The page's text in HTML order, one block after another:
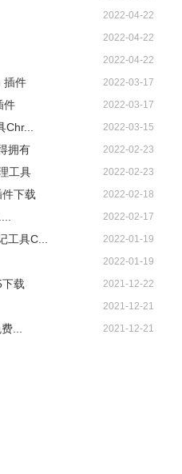
2022-04-22
2022-04-22
2022-04-22
插件 2022-03-17
件 2022-03-17
2022-03-15
拥有 2022-02-23
工具 2022-02-23
下载 2022-02-18
2022-02-17
工具C... 2022-01-19
2022-01-19
载 2021-12-22
2021-12-21
... 2021-12-21